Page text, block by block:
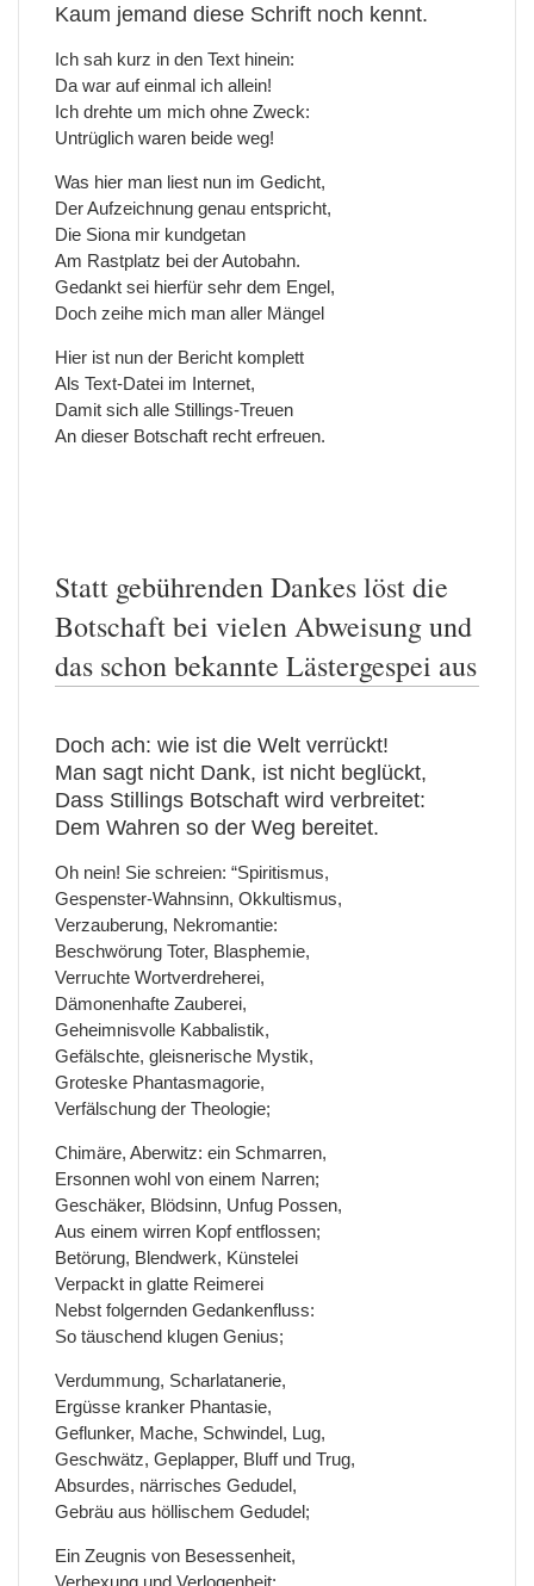
Kaum jemand diese Schrift noch kennt.
Ich sah kurz in den Text hinein:
Da war auf einmal ich allein!
Ich drehte um mich ohne Zweck:
Untrüglich waren beide weg!
Was hier man liest nun im Gedicht,
Der Aufzeichnung genau entspricht,
Die Siona mir kundgetan
Am Rastplatz bei der Autobahn.
Gedankt sei hierfür sehr dem Engel,
Doch zeihe mich man aller Mängel
Hier ist nun der Bericht komplett
Als Text-Datei im Internet,
Damit sich alle Stillings-Treuen
An dieser Botschaft recht erfreuen.
Statt gebührenden Dankes löst die
Botschaft bei vielen Abweisung und
das schon bekannte Lästergespei aus
Doch ach: wie ist die Welt verrückt!
Man sagt nicht Dank, ist nicht beglückt,
Dass Stillings Botschaft wird verbreitet:
Dem Wahren so der Weg bereitet.
Oh nein! Sie schreien: “Spiritismus,
Gespenster-Wahnsinn, Okkultismus,
Verzauberung, Nekromantie:
Beschwörung Toter, Blasphemie,
Verruchte Wortverdreherei,
Dämonenhafte Zauberei,
Geheimnisvolle Kabbalistik,
Gefälschte, gleisnerische Mystik,
Groteske Phantasmagorie,
Verfälschung der Theologie;
Chimäre, Aberwitz: ein Schmarren,
Ersonnen wohl von einem Narren;
Geschäker, Blödsinn, Unfug Possen,
Aus einem wirren Kopf entflossen;
Betörung, Blendwerk, Künstelei
Verpackt in glatte Reimerei
Nebst folgernden Gedankenfluss:
So täuschend klugen Genius;
Verdummung, Scharlatanerie,
Ergüsse kranker Phantasie,
Geflunker, Mache, Schwindel, Lug,
Geschwätz, Geplapper, Bluff und Trug,
Absurdes, närrisches Gedudel,
Gebräu aus höllischem Gedudel;
Ein Zeugnis von Besessenheit,
Verhexung und Verlogenheit: